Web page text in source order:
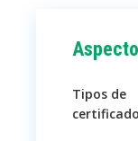
Aspecto
Tipos de